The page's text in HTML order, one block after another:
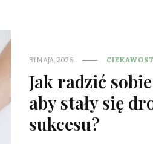
31 MAJA, 2026
Jak radzić
aby stały się
sukcesu?